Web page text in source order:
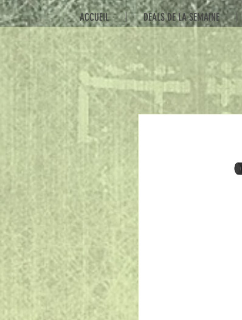
ACCUEIL DEALS DE LA SEMAINE